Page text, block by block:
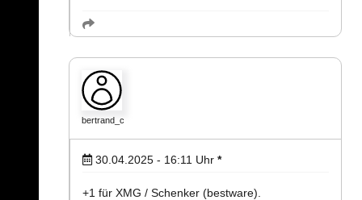
bertrand_c
30.04.2025 - 16:11 Uhr *
+1 für XMG / Schenker (bestware).